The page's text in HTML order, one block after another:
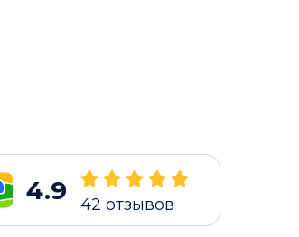
4.9 42 отзывов